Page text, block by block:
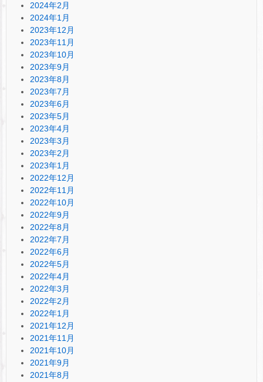
2024年2月
2024年1月
2023年12月
2023年11月
2023年10月
2023年9月
2023年8月
2023年7月
2023年6月
2023年5月
2023年4月
2023年3月
2023年2月
2023年1月
2022年12月
2022年11月
2022年10月
2022年9月
2022年8月
2022年7月
2022年6月
2022年5月
2022年4月
2022年3月
2022年2月
2022年1月
2021年12月
2021年11月
2021年10月
2021年9月
2021年8月